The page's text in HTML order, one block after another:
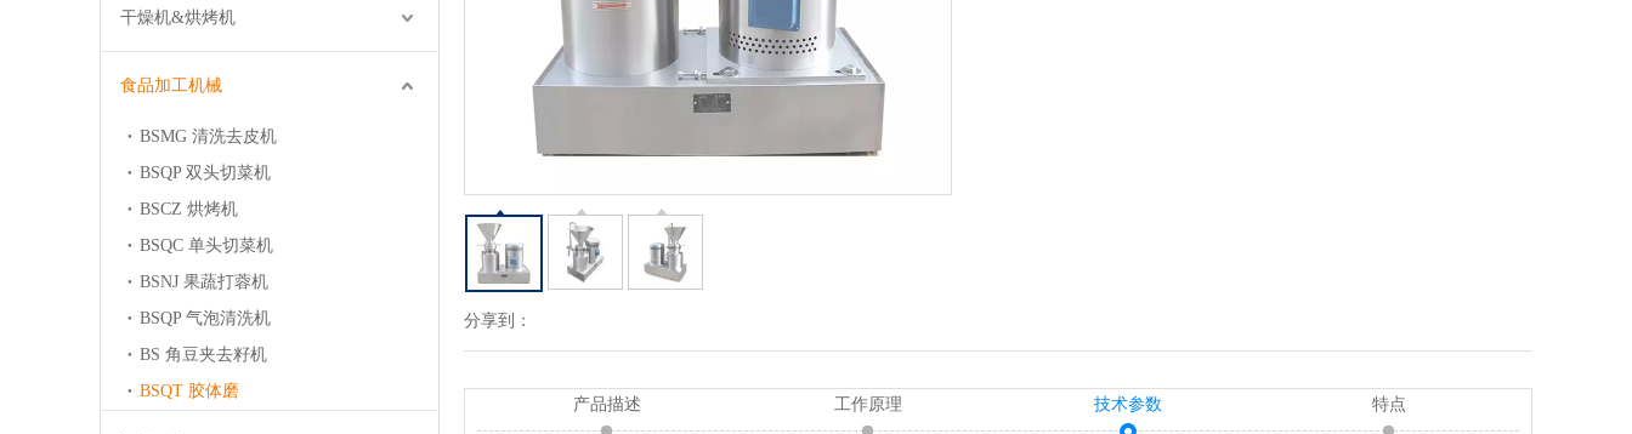
干燥机&烘烤机
食品加工机械
BSMG 清洗去皮机
BSQP 双头切菜机
BSCZ 烘烤机
BSQC 单头切菜机
BSNJ 果蔬打蓉机
BSQP 气泡清洗机
BS 角豆夹去籽机
BSQT 胶体磨
分享到：
产品描述 工作原理 技术参数 特点